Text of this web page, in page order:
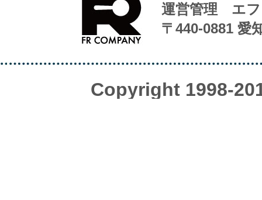
運営管理 エフ
〒440-0881 愛
Copyright 1998-